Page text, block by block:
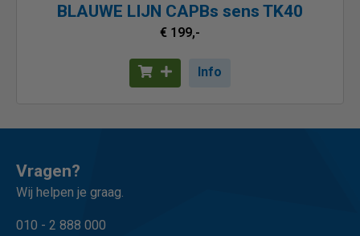
BLAUWE LIJN CAPBs sens TK40
€ 199,-
Info
Vragen?
Wij helpen je graag.
010 - 2 888 000